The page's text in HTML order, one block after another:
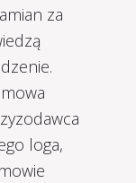
za
loga,